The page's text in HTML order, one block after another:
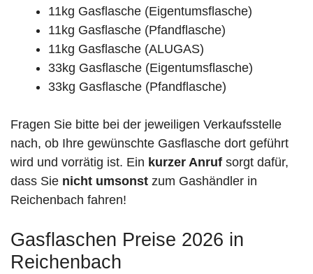
11kg Gasflasche (Eigentumsflasche)
11kg Gasflasche (Pfandflasche)
11kg Gasflasche (ALUGAS)
33kg Gasflasche (Eigentumsflasche)
33kg Gasflasche (Pfandflasche)
Fragen Sie bitte bei der jeweiligen Verkaufsstelle
nach, ob Ihre gewünschte Gasflasche dort geführt
wird und vorrätig ist. Ein kurzer Anruf sorgt dafür,
dass Sie nicht umsonst zum Gashändler in
Reichenbach fahren!
Gasflaschen Preise 2026 in
Reichenbach